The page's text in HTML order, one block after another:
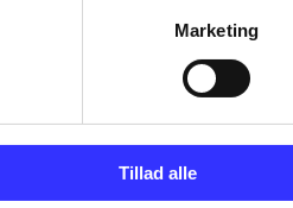
Marketing
Tillad alle